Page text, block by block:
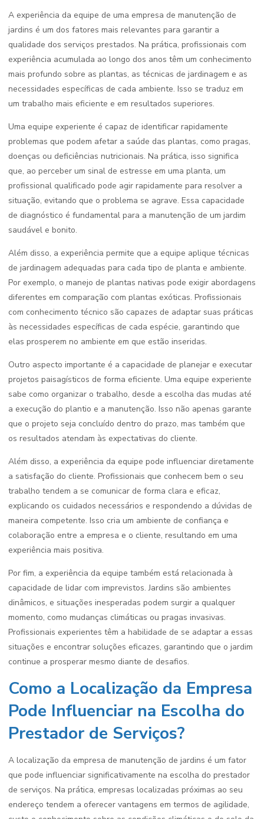
A experiência da equipe de uma empresa de manutenção de
jardins é um dos fatores mais relevantes para garantir a
qualidade dos serviços prestados. Na prática, profissionais com
experiência acumulada ao longo dos anos têm um conhecimento
mais profundo sobre as plantas, as técnicas de jardinagem e as
necessidades específicas de cada ambiente. Isso se traduz em
um trabalho mais eficiente e em resultados superiores.
Uma equipe experiente é capaz de identificar rapidamente
problemas que podem afetar a saúde das plantas, como pragas,
doenças ou deficiências nutricionais. Na prática, isso significa
que, ao perceber um sinal de estresse em uma planta, um
profissional qualificado pode agir rapidamente para resolver a
situação, evitando que o problema se agrave. Essa capacidade
de diagnóstico é fundamental para a manutenção de um jardim
saudável e bonito.
Além disso, a experiência permite que a equipe aplique técnicas
de jardinagem adequadas para cada tipo de planta e ambiente.
Por exemplo, o manejo de plantas nativas pode exigir abordagens
diferentes em comparação com plantas exóticas. Profissionais
com conhecimento técnico são capazes de adaptar suas práticas
às necessidades específicas de cada espécie, garantindo que
elas prosperem no ambiente em que estão inseridas.
Outro aspecto importante é a capacidade de planejar e executar
projetos paisagísticos de forma eficiente. Uma equipe experiente
sabe como organizar o trabalho, desde a escolha das mudas até
a execução do plantio e a manutenção. Isso não apenas garante
que o projeto seja concluído dentro do prazo, mas também que
os resultados atendam às expectativas do cliente.
Além disso, a experiência da equipe pode influenciar diretamente
a satisfação do cliente. Profissionais que conhecem bem o seu
trabalho tendem a se comunicar de forma clara e eficaz,
explicando os cuidados necessários e respondendo a dúvidas de
maneira competente. Isso cria um ambiente de confiança e
colaboração entre a empresa e o cliente, resultando em uma
experiência mais positiva.
Por fim, a experiência da equipe também está relacionada à
capacidade de lidar com imprevistos. Jardins são ambientes
dinâmicos, e situações inesperadas podem surgir a qualquer
momento, como mudanças climáticas ou pragas invasivas.
Profissionais experientes têm a habilidade de se adaptar a essas
situações e encontrar soluções eficazes, garantindo que o jardim
continue a prosperar mesmo diante de desafios.
Como a Localização da Empresa
Pode Influenciar na Escolha do
Prestador de Serviços?
A localização da empresa de manutenção de jardins é um fator
que pode influenciar significativamente na escolha do prestador
de serviços. Na prática, empresas localizadas próximas ao seu
endereço tendem a oferecer vantagens em termos de agilidade,